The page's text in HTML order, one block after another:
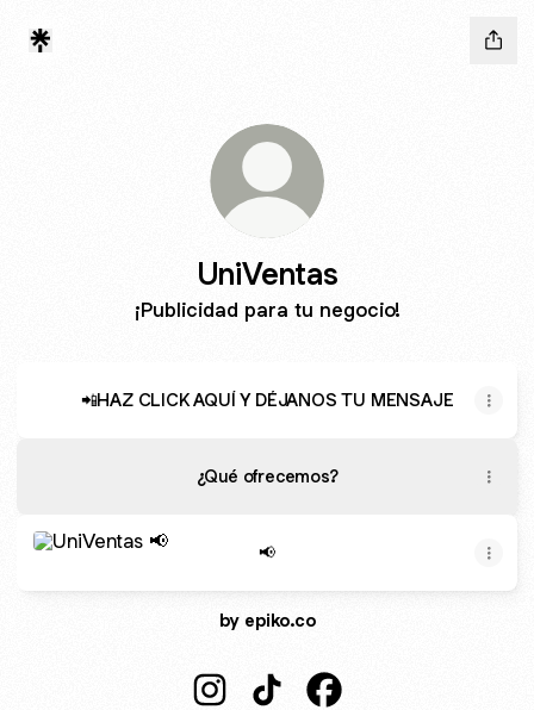
UniVentas
¡Publicidad para tu negocio!
📲HAZ CLICK AQUÍ Y DÉJANOS TU MENSAJE
¿Qué ofrecemos?
📢
by epiko.co